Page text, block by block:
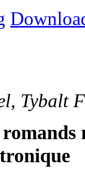
Tybalt